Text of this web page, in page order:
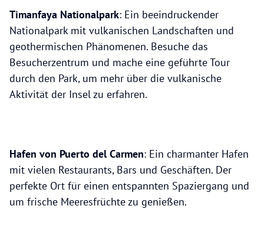
Timanfaya Nationalpark: Ein beeindruckender
Nationalpark mit vulkanischen Landschaften und
geothermischen Phänomenen. Besuche das
Besucherzentrum und mache eine geführte Tour
durch den Park, um mehr über die vulkanische
Aktivität der Insel zu erfahren.
Hafen von Puerto del Carmen: Ein charmanter Hafen
mit vielen Restaurants, Bars und Geschäften. Der
perfekte Ort für einen entspannten Spaziergang und
um frische Meeresfrüchte zu genießen.